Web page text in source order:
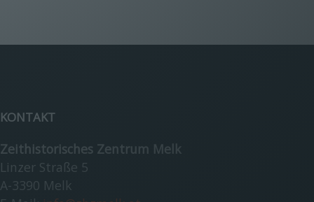
binden,
Ziegen und
KONTAKT
Zeithistorisches Zentrum Melk
Linzer Straße 5
A-3390 Melk